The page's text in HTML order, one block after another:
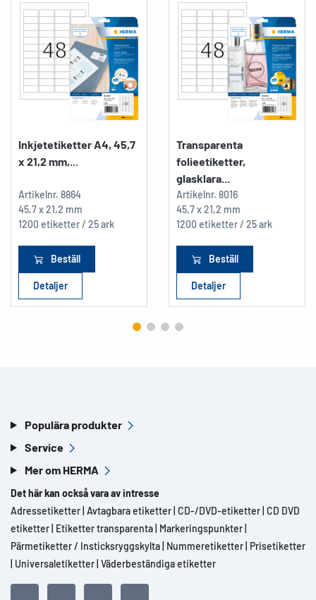
Inkjetetiketter A4, 45,7
x 21,2 mm,...
Artikelnr. 8864
45,7 x 21,2 mm
1200 etiketter / 25 ark
Beställ
Detaljer
Transparenta
folieetiketter,
glasklara...
Artikelnr. 8016
45,7 x 21,2 mm
1200 etiketter / 25 ark
Beställ
Detaljer
Populära produkter
Service
Mer om HERMA
Det här kan också vara av intresse
Adressetiketter Avtagbara etiketter CD-/DVD-etiketter CD DVD
etiketter Etiketter transparenta Markeringspunkter
Pärmetiketter / Insticksryggskylta Nummeretiketter Prisetiketter
Universaletiketter Väderbeständiga etiketter